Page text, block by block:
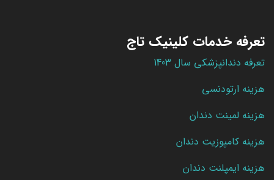
تعرفه خدمات کلینیک تاج
تعرفه دندانپزشکی سال 1403
هزینه ارتودنسی
هزینه لمینت دندان
هزینه کامپوزیت دندان
هزینه ایمپلنت دندان